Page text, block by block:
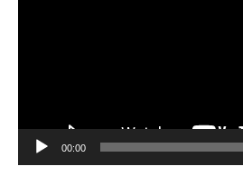
00:00